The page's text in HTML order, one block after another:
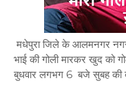
मधेपुरा जिले के आलमनगर नगर
भाई की गोली मारकर खुद को
बुधवार लगभग 6 बजे सुबह की